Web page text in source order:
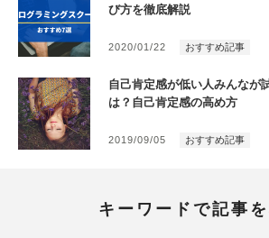
キーワードで記事
び方を徹底解説
2020/01/22 おすすめ記事
自己肯定感が低い人みんなが
は？自己肯定感の高め方
2019/09/05 おすすめ記事